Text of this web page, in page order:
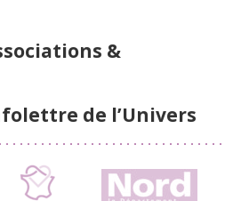
&
de l’Univers